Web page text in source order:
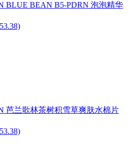
BLUE BEAN B5-PDRN 泡泡精华
芭兰歌林茶树积雪草爽肤水棉片